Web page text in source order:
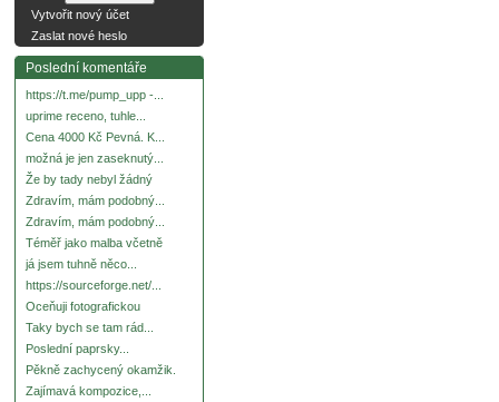
Vytvořit nový účet
Zaslat nové heslo
Poslední komentáře
https://t.me/pump_upp -...
uprime receno, tuhle...
Cena 4000 Kč Pevná. K...
možná je jen zaseknutý...
Že by tady nebyl žádný
Zdravím, mám podobný...
Zdravím, mám podobný...
Téměř jako malba včetně
já jsem tuhně něco...
https://sourceforge.net/...
Oceňuji fotografickou
Taky bych se tam rád...
Poslední paprsky...
Pěkně zachycený okamžik.
Zajímavá kompozice,...